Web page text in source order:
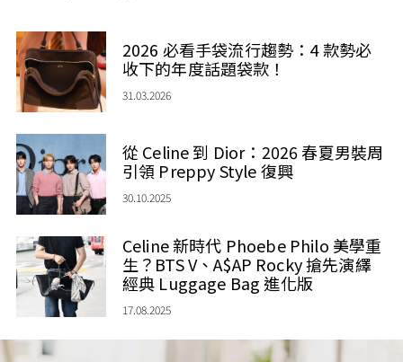
2026 必看手袋流行趨勢：4 款勢必
收下的年度話題袋款！
31.03.2026
從 Celine 到 Dior：2026 春夏男裝周
引領 Preppy Style 復興
30.10.2025
Celine 新時代 Phoebe Philo 美學重
生？BTS V、A$AP Rocky 搶先演繹
經典 Luggage Bag 進化版
17.08.2025